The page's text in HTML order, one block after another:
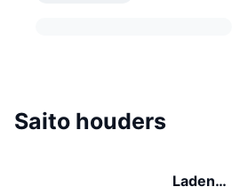
Saito houders
Laden…